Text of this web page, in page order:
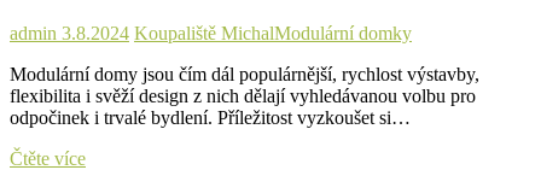
hvězdami
admin 3.8.2024 Koupaliště MichalModulární domky
Modulární domy jsou čím dál populárnější, rychlost výstavby,
flexibilita i svěží design z nich dělají vyhledávanou volbu pro
odpočinek i trvalé bydlení. Příležitost vyzkoušet si…
Čtěte víceModulární